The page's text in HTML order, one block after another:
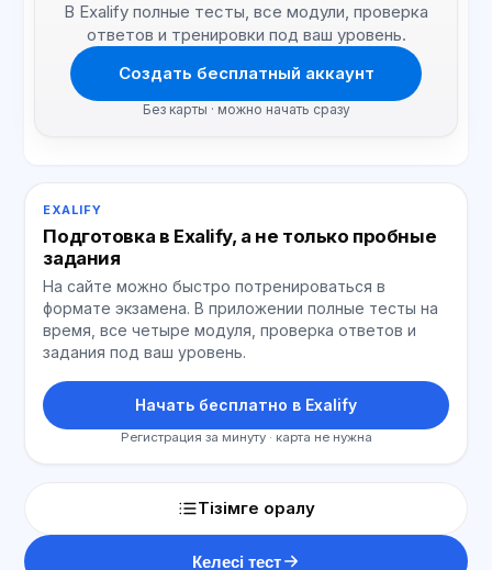
В Exalify полные тесты, все модули, проверка
ответов и тренировки под ваш уровень.
Создать бесплатный аккаунт
Без карты · можно начать сразу
EXALIFY
Подготовка в Exalify, а не только пробные
задания
На сайте можно быстро потренироваться в
формате экзамена. В приложении полные тесты на
время, все четыре модуля, проверка ответов и
задания под ваш уровень.
Начать бесплатно в Exalify
Регистрация за минуту · карта не нужна
Тізімге оралу
Келесі тест